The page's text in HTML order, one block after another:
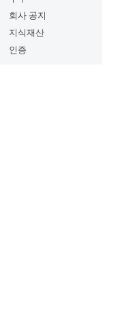
회사 공지
지식재산
인증